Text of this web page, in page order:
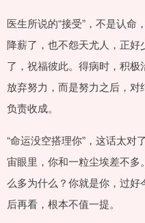
医生所说的“接受”，不是认命
降薪了，也不怨天尤人，正
了，祝福彼此。得病时，积
放弃努力，而是努力之后，
负责收成。
“命运没空搭理你”，这话太对
宙眼里，你和一粒尘埃差不多
么多为什么？你就是你，过
后再看，根本不值一提。